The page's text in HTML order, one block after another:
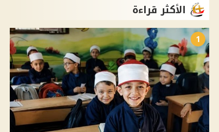
الأكثر قراءة
1